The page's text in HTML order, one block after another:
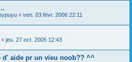
« ven. 03 févr. 2006 22:11
« jeu. 27 oct. 2005 12:43
d' aide pr un vieu noob?? ^^